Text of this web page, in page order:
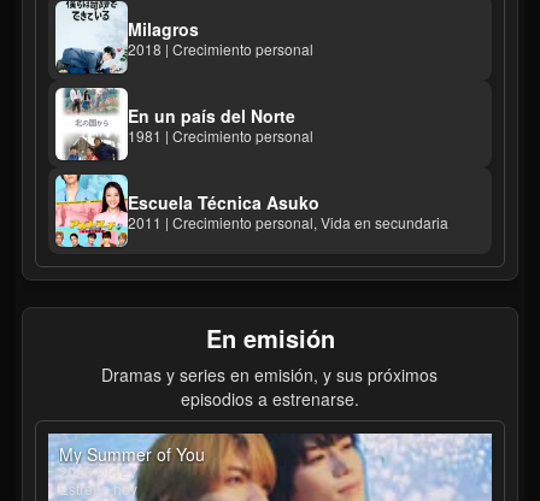
Milagros
2018 | Crecimiento personal
En un país del Norte
1981 | Crecimiento personal
Escuela Técnica Asuko
2011 | Crecimiento personal, Vida en secundaria
En emisión
Dramas y series en emisión, y sus próximos
episodios a estrenarse.
My Summer of You
2026 | T1E7
Estreno hoy